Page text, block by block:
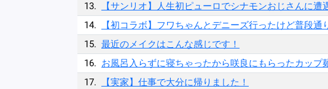
13.
【サンリオ】人生初ピューロでシナモンおじさんに遭
14.
【初コラボ】フワちゃんとデニーズ行ったけど普段通
15. 最近のメイクはこんな感じです！
16. お風呂入らずに寝ちゃったから咲良にもらったカップ
17.
【実家】仕事で大分に帰りました！